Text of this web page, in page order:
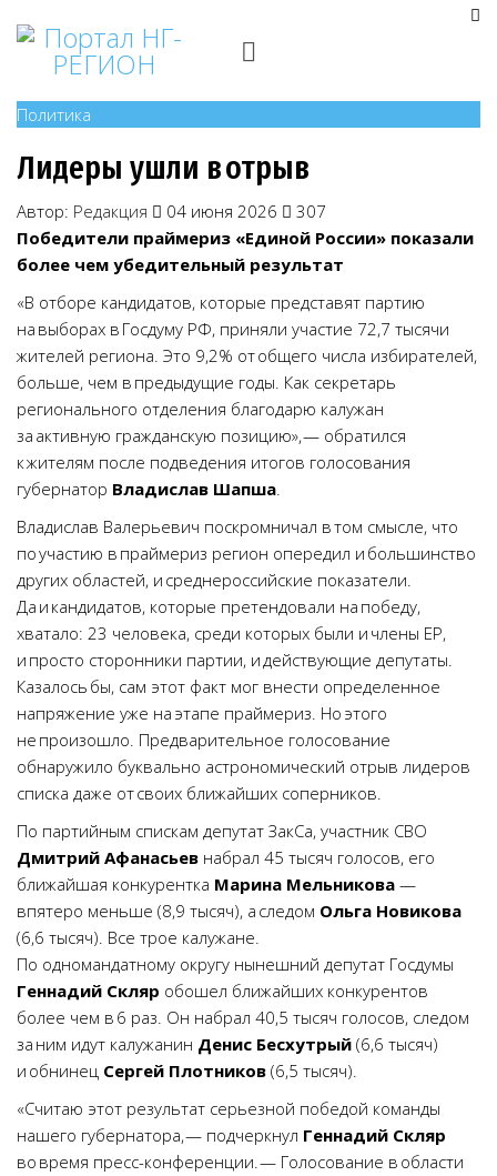
Политика
Лидеры ушли в отрыв
Автор: Редакция 04 июня 2026
307
Победители праймериз «Единой России» показали
более чем убедительный результат
«В отборе кандидатов, которые представят партию
на выборах в Госдуму РФ, приняли участие 72,7 тысячи
жителей региона. Это 9,2% от общего числа избирателей,
больше, чем в предыдущие годы. Как секретарь
регионального отделения благодарю калужан
за активную гражданскую позицию», — обратился
к жителям после подведения итогов голосования
губернатор Владислав Шапша.
Владислав Валерьевич поскромничал в том смысле, что
по участию в праймериз регион опередил и большинство
других областей, и среднероссийские показатели.
Да и кандидатов, которые претендовали на победу,
хватало: 23 человека, среди которых были и члены ЕР,
и просто сторонники партии, и действующие депутаты.
Казалось бы, сам этот факт мог внести определенное
напряжение уже на этапе праймериз. Но этого
не произошло. Предварительное голосование
обнаружило буквально астрономический отрыв лидеров
списка даже от своих ближайших соперников.
По партийным спискам депутат ЗакСа, участник СВО
Дмитрий Афанасьев набрал 45 тысяч голосов, его
ближайшая конкурентка Марина Мельникова —
впятеро меньше (8,9 тысяч), а следом Ольга Новикова
(6,6 тысяч). Все трое калужане.
По одномандатному округу нынешний депутат Госдумы
Геннадий Скляр обошел ближайших конкурентов
более чем в 6 раз. Он набрал 40,5 тысяч голосов, следом
за ним идут калужанин Денис Бесхутрый (6,6 тысяч)
и обнинец Сергей Плотников (6,5 тысяч).
«Считаю этот результат серьезной победой команды
нашего губернатора, — подчеркнул Геннадий Скляр
во время пресс-конференции. — Голосование в области